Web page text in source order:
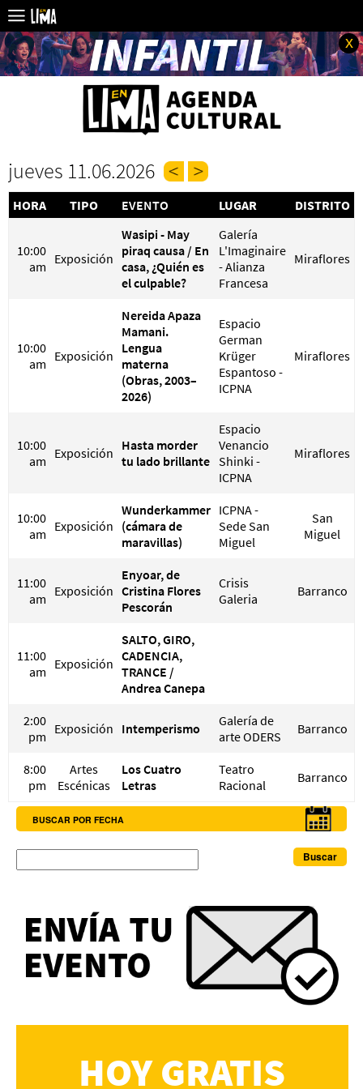
x
jueves 11.06.2026
HORA TIPO EVENTO LUGAR DISTRITO
10:00
am Exposición
Wasipi - May
piraq causa / En
casa, ¿Quién es
el culpable?
Galería
L'Imaginaire
- Alianza
Francesa
Miraflores
10:00
am Exposición
Nereida Apaza
Mamani.
Lengua
materna
(Obras, 2003–
2026)
Espacio
German
Krüger
Espantoso -
ICPNA
Miraflores
10:00
am Exposición Hasta morder
tu lado brillante
Espacio
Venancio
Shinki -
ICPNA
Miraflores
10:00
am Exposición
Wunderkammer
(cámara de
maravillas)
ICPNA -
Sede San
Miguel
San
Miguel
11:00
am Exposición
Enyoar, de
Cristina Flores
Pescorán
Crisis
Galeria
Barranco
11:00
am Exposición
SALTO, GIRO,
CADENCIA,
TRANCE /
Andrea Canepa
2:00
pm Exposición Intemperismo
Galería de
arte ODERS
Barranco
8:00
pm
Artes
Escénicas
Los Cuatro
Letras
Teatro
Racional
Barranco
BUSCAR POR FECHA
HOY GRATIS